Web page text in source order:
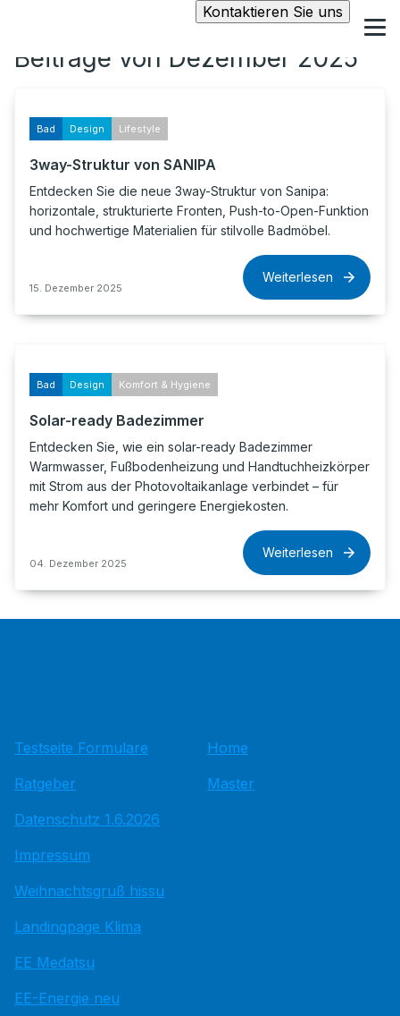
Kontaktieren Sie uns
Beiträge von Dezember 2025
Bad Design Lifestyle
3way-Struktur von SANIPA
Entdecken Sie die neue 3way-Struktur von Sanipa:
horizontale, strukturierte Fronten, Push-to-Open-Funktion
und hochwertige Materialien für stilvolle Badmöbel.
15. Dezember 2025
Weiterlesen
Bad Design Komfort & Hygiene
Solar-ready Badezimmer
Entdecken Sie, wie ein solar-ready Badezimmer
Warmwasser, Fußbodenheizung und Handtuchheizkörper
mit Strom aus der Photovoltaikanlage verbindet – für
mehr Komfort und geringere Energiekosten.
04. Dezember 2025
Weiterlesen
Testseite Formulare
Ratgeber
Datenschutz 1.6.2026
Impressum
Weihnachtsgruß hissu
Landingpage Klima
EE Medatsu
EE-Energie neu
Home
Master